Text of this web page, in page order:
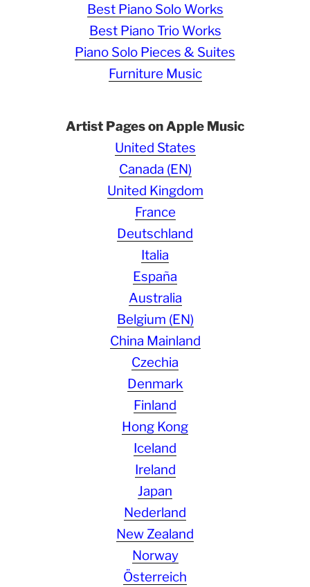
Best Piano Solo Works
Best Piano Trio Works
Piano Solo Pieces & Suites
Furniture Music
Artist Pages on Apple Music
United States
Canada (EN)
United Kingdom
France
Deutschland
Italia
España
Australia
Belgium (EN)
China Mainland
Czechia
Denmark
Finland
Hong Kong
Iceland
Ireland
Japan
Nederland
New Zealand
Norway
Österreich